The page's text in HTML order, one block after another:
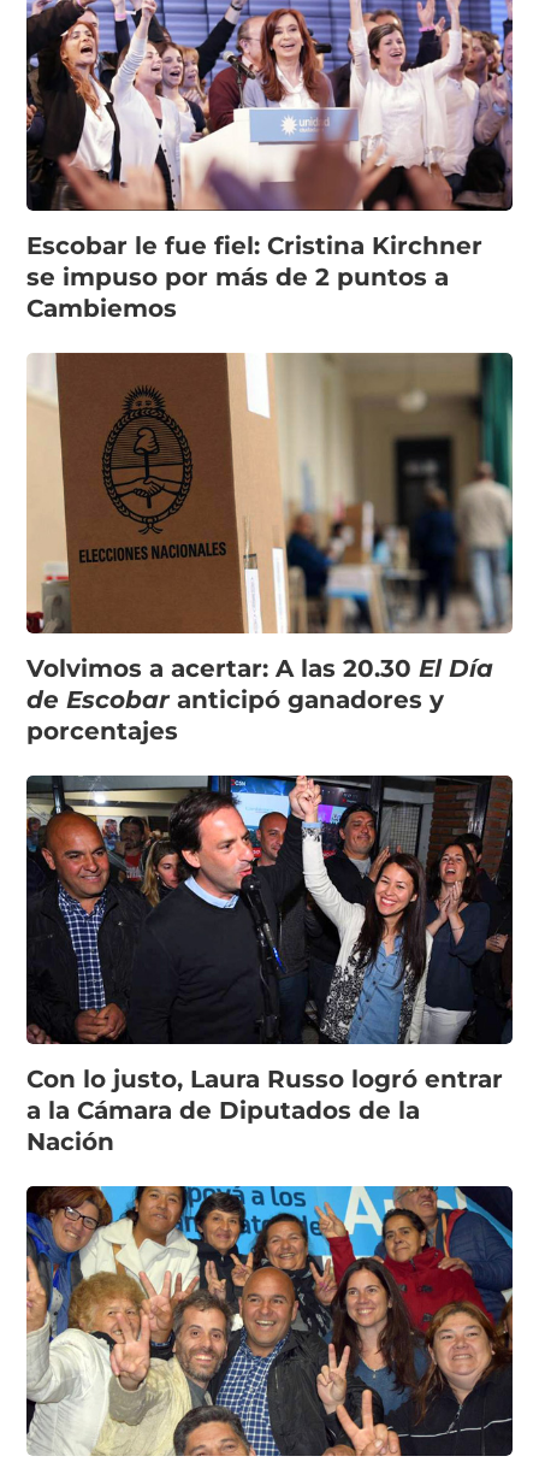
Escobar le fue fiel: Cristina Kirchner
se impuso por más de 2 puntos a
Cambiemos
Volvimos a acertar: A las 20.30El Día
de Escobaranticipó ganadores y
porcentajes
Con lo justo, Laura Russo logró entrar
a la Cámara de Diputados de la
Nación